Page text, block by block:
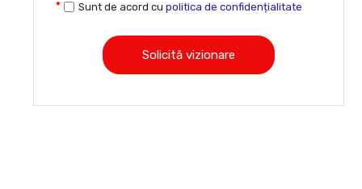
Sunt de acord cu politica de confidențialitate
Solicită vizionare